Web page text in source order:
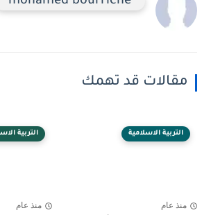
مقالات قد تهمك
التربية الاسلامية
منذ عام
التربية
منذ عام